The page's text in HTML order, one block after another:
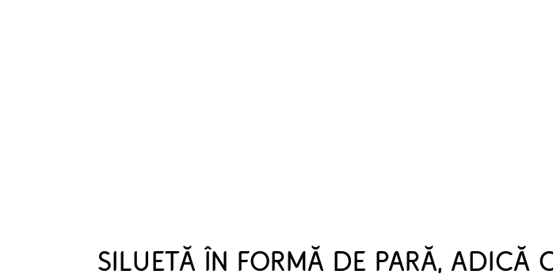
SILUETĂ ÎN FORMĂ DE PARĂ, ADICĂ